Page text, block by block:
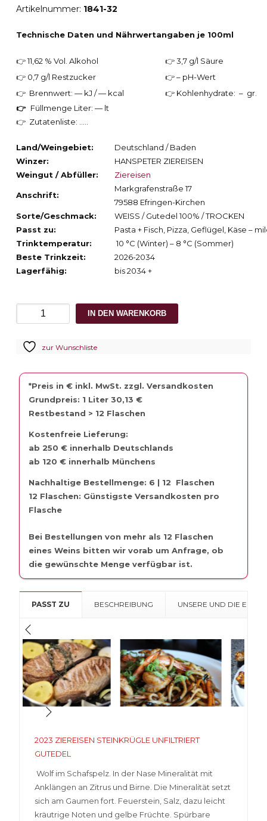
Artikelnummer: 1841-32
Technische Daten und Nährwertangaben je 100ml
👉 11,62 % Vol. Alkohol
👉 3,7 g/l Säure
👉 0,7 g/l Restzucker
👉 – pH-Wert
👉 Brennwert: — kJ / — kcal
👉 Kohlenhydrate: – gr.
👉 Füllmenge Liter: — lt
👉 Zutatenliste: …..
Land/Weingebiet:
Deutschland / Baden
Winzer:
HANSPETER ZIEREISEN
Weingut / Abfüller:
Ziereisen
Anschrift:
Markgrafenstraße 17
79588 Efringen-Kirchen
Sorte/Geschmack:
WEISS / Gutedel 100% / TROCKEN
Passt zu:
Pasta + Fisch, Pizza, Geflügel, Käse –
Trinktemperatur:
10 °C (Winter) – 8 °C (Sommer)
Beste Trinkzeit:
2026-2034
Lagerfähig:
bis 2034 +
Ziereisen
unfiltriert
Menge
IN DEN WARENKORB
zur Wunschliste
*Preis in € inkl. MwSt. zzgl. Versandkosten
Grundpreis: 1 Liter 30,13 €
Restbestand > 12 Flaschen
Kostenfreie Lieferung:
ab 250 € innerhalb Deutschlands
ab 120 € innerhalb Münchens
Nachhaltige Bestellmenge: 6 | 12 Flaschen
12 Flaschen: Günstigste Versandkosten pro
Flasche
Bei Bestellungen von mehr als 12 Flaschen
eines Weins bitten wir vorab um Anfrage, ob
die gewünschte Menge verfügbar ist.
PASST ZU BESCHREIBUNG UNSERE UND DIE
2023 ZIEREISEN STEINKRÜGLE UNFILTRIERT
GUTEDEL
Wolf im Schafspelz. In der Nase Mineralität mit
Anklängen an Zitrus und Birne. Die Mineralität setzt
sich am Gaumen fort. Feuerstein, Salz, dazu leicht
kräutrige Noten und gelbe Früchte. Spürbare